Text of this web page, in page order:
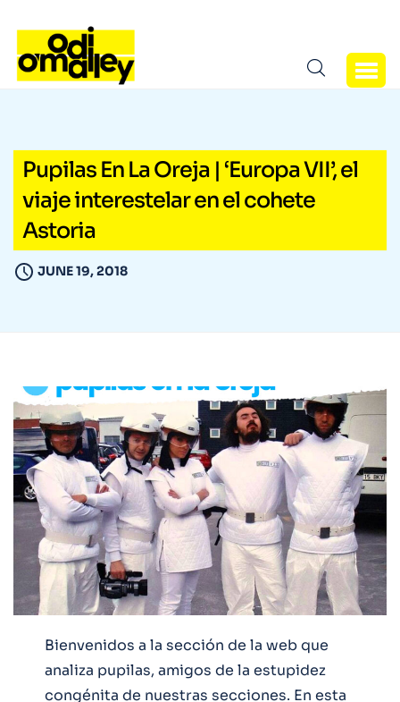
Pupilas En La Oreja | ‘Europa VII’, el
viaje interestelar en el cohete
Astoria
JUNE 19, 2018
Bienvenidos a la sección de la web que
analiza pupilas, amigos de la estupidez
congénita de nuestras secciones. En esta